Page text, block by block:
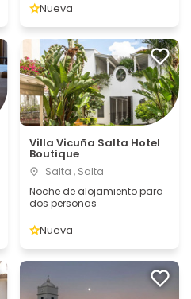
Nueva
Villa Vicuña Salta Hotel
Boutique
Salta , Salta
Noche de alojamiento para
dos personas
Nueva